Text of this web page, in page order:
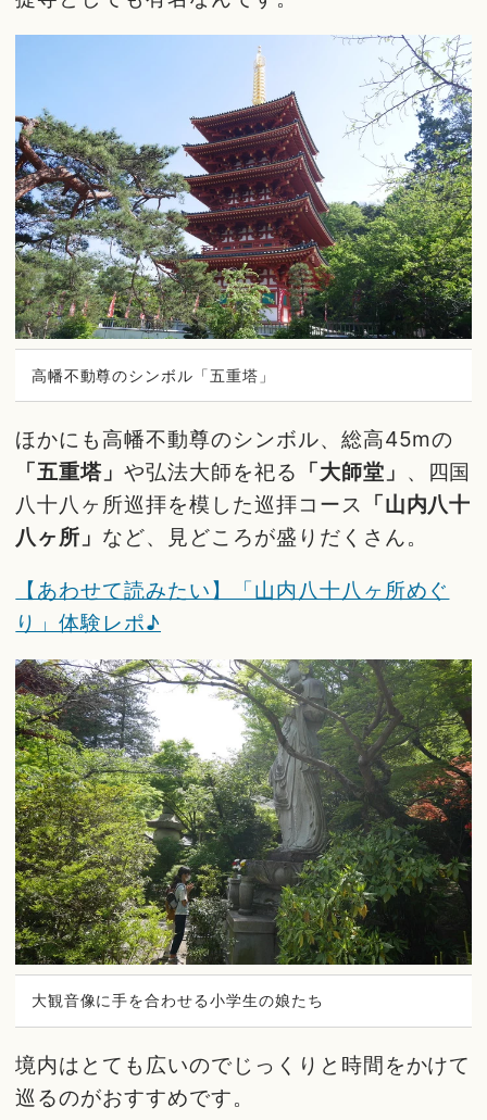
高幡不動尊のシンボル「五重塔」
ほかにも高幡不動尊のシンボル、総高45mの
「五重塔」や弘法大師を祀る 「大師堂」 、四国
八十八ヶ所巡拝を模した巡拝コース 「山内八十
八ヶ所」 など、見どころが盛りだくさん。
【あわせて読みたい】「山内八十八ヶ所めぐ
り」体験レポ♪
大観音像に手を合わせる小学生の娘たち
境内はとても広いのでじっくりと時間をかけて
巡るのがおすすめです。